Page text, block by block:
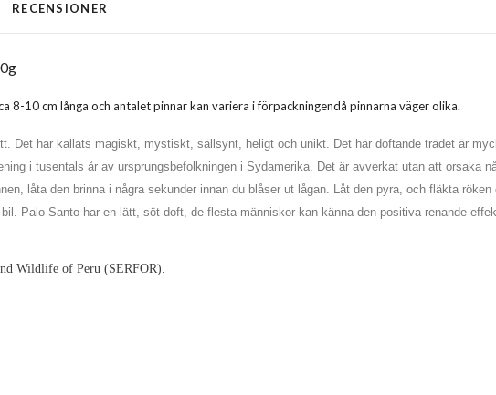
RECENSIONER
8-10 cm långa och antalet pinnar kan variera i förpackningendå pinnarna väger olika.
Det har kallats magiskt, mystiskt, sällsynt, heligt och unikt. Det här doftande trädet är
i tusentals år av ursprungsbefolkningen i Sydamerika. Det är avverkat utan att orsaka
låta den brinna i några sekunder innan du blåser ut lågan. Låt den pyra, och fläkta
Palo Santo har en lätt, söt doft, de flesta människor kan känna den positiva renande
Wildlife of Peru (SERFOR).